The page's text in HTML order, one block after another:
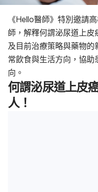
《Hello醫師》特別邀請
師，解釋何謂泌尿道上
及目前治療策略與藥物
常飲食與生活方向，協
向。
何謂泌尿道上皮
人！